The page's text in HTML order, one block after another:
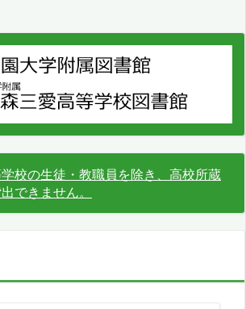
校の生徒・教職員を除き、高校所蔵
できません。